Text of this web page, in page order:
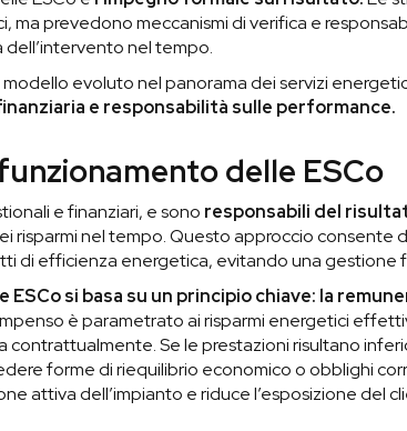
ma prevedono meccanismi di verifica e
nel tempo.
modello evoluto nel panorama dei servizi
e responsabilità sulle performance.
delle ESCo
e finanziari, e sono responsabili del
risparmi nel tempo. Questo approccio consente
di efficienza energetica, evitando una gestione
si basa su un principio chiave: la
è parametrato ai risparmi energetici
Se le prestazioni risultano
forme di riequilibrio economico o obblighi
attiva dell’impianto e riduce l’esposizione del